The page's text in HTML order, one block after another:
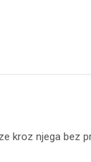
kroz njega bez